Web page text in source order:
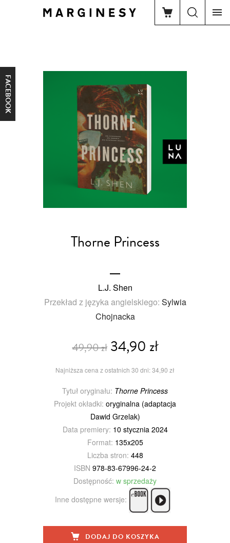
FACEBOOK
Thorne Princess
L.J. Shen
Przekład z języka angielskiego: Sylwia
Chojnacka
49,90 zł34,90 zł
Najniższa cena z ostatnich 30 dni: 34,90 zł
Tytuł oryginału: Thorne Princess
Projekt okładki: oryginalna (adaptacja
Dawid Grzelak)
Data premiery: 10 stycznia 2024
Format: 135x205
Liczba stron: 448
ISBN 978-83-67996-24-2
Dostępność: w sprzedaży
Inne dostępne wersje:
DODAJ DO KOSZYKA